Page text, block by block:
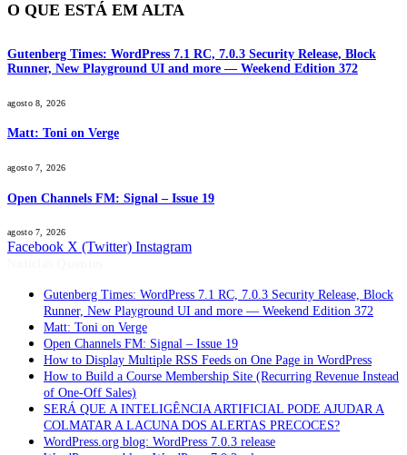
O QUE ESTÁ EM ALTA
Gutenberg Times: WordPress 7.1 RC, 7.0.3 Security Release, Block
Runner, New Playground UI and more — Weekend Edition 372
agosto 8, 2026
Matt: Toni on Verge
agosto 7, 2026
Open Channels FM: Signal – Issue 19
agosto 7, 2026
Facebook X (Twitter) Instagram
Gutenberg Times: WordPress 7.1 RC, 7.0.3 Security Release, Block
Runner, New Playground UI and more — Weekend Edition 372
Matt: Toni on Verge
Open Channels FM: Signal – Issue 19
How to Display Multiple RSS Feeds on One Page in WordPress
How to Build a Course Membership Site (Recurring Revenue Instead
of One-Off Sales)
SERÁ QUE A INTELIGÊNCIA ARTIFICIAL PODE AJUDAR A
COLMATAR A LACUNA DOS ALERTAS PRECOCES?
WordPress.org blog: WordPress 7.0.3 release